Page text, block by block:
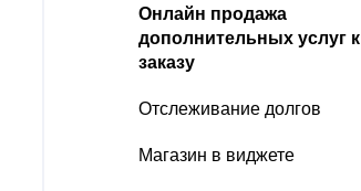
Онлайн продажа
дополнительных услуг к
заказу
Отслеживание долгов
Магазин в виджете